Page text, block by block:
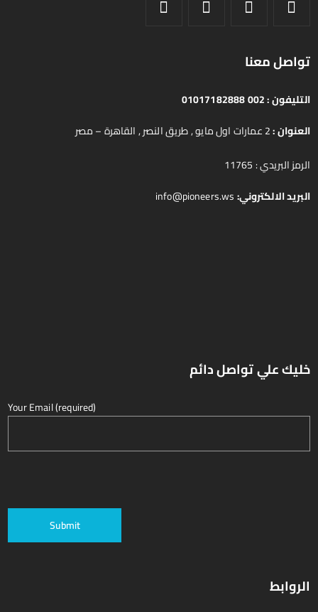
تواصل معنا
التليفون :002 01017182888
العنوان :2 عمارات اول مايو , طريق النصر , القاهرة – مصر
الرمز البريدي : 11765
البريد الالكتروني:
خليك علي تواصل دائم
Your Email (required)
الروابط